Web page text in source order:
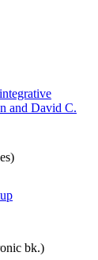
and David C.
bk.)